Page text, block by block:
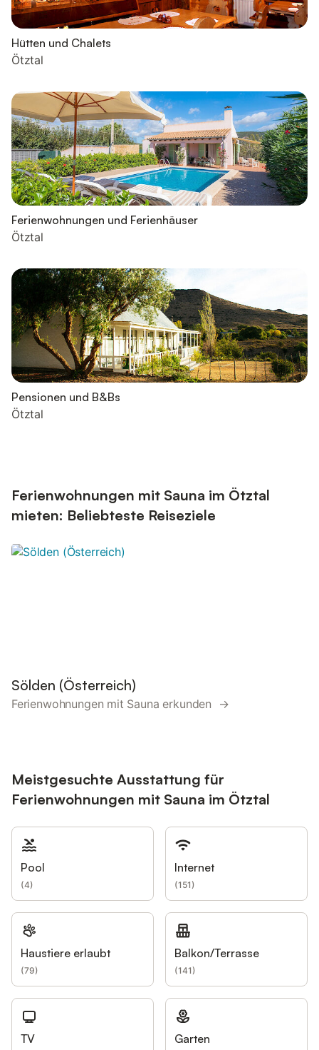
Hütten und Chalets
Ötztal
Ferienwohnungen und Ferienhäuser
Ötztal
Pensionen und B&Bs
Ötztal
Ferienwohnungen mit Sauna im Ötztal
mieten: Beliebteste Reiseziele
Sölden (Österreich)
Ferienwohnungen mit Sauna erkunden →
Meistgesuchte Ausstattung für
Ferienwohnungen mit Sauna im Ötztal
Pool
(4)
Internet
(151)
Haustiere erlaubt
(79)
Balkon/Terrasse
(141)
TV Garten